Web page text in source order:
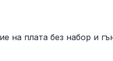
на плата без набор и